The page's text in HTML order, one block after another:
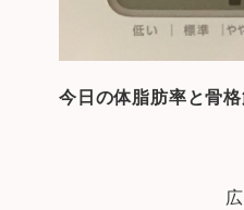
今日の体脂肪率と骨